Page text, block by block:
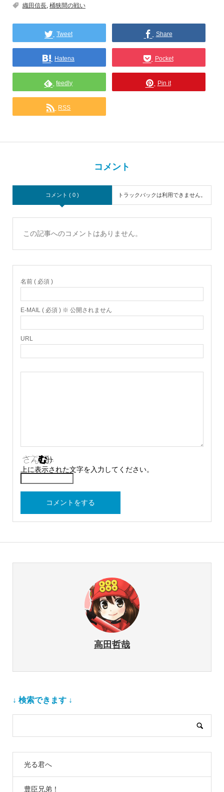
織田信長, 桶狭間の戦い
Tweet Share
Hatena Pocket
feedly Pin it
RSS
コメント
コメント ( 0 ) トラックバックは利用できません。
この記事へのコメントはありません。
名前 ( 必須 )
E-MAIL ( 必須 ) ※ 公開されません
URL
上に表示された文字を入力してください。
高田哲哉
↓ 検索できます ↓
光る君へ
豊臣兄弟！